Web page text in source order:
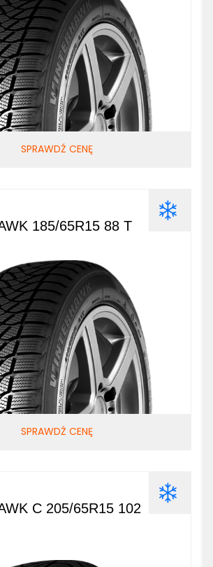
SPRAWDŹ CENĘ
185/65R15 88 T
SPRAWDŹ CENĘ
C 205/65R15 102